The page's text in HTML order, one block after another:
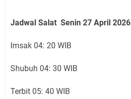
Jadwal Salat Senin 27 April 2026
Imsak 04: 20 WIB
Shubuh 04: 30 WIB
Terbit 05: 40 WIB